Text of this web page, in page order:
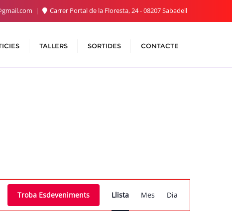
Carrer Portal de la Floresta, 24 - 08207 Sabadell
TALLERS SORTIDES CONTACTE
Troba Esdeveniments
de
visualitzacions
Llista Mes Dia